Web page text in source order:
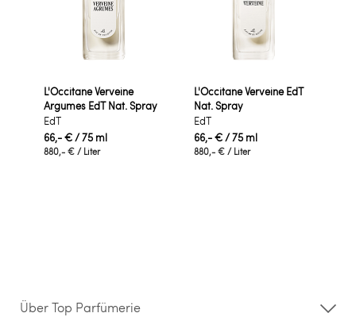
L'Occitane Verveine
Argumes EdT Nat. Spray
EdT
66,- €/ 75 ml
880,- € / Liter
L'Occitane Verveine EdT
Nat. Spray
EdT
66,- €/ 75 ml
880,- € / Liter
Über Top Parfümerie